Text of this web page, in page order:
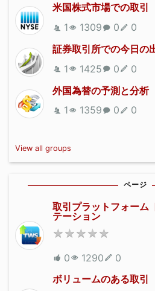
米国株式市場での取引
1
1309 0
0
証券取引所での今日の
1
1425 0
0
外国為替の予測と分析
1
1359 0 0
View all groups
ページ
取引プラットフォーム
テーション
0 1290
0
ボリュームのある取引